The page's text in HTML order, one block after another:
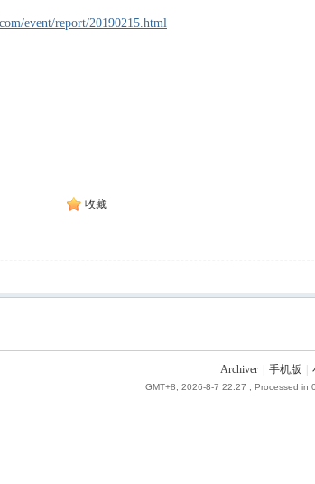
event/report/20190215.html
收藏
Archiver 手机版
GMT+8, 2026-8-7 22:27 , Processed in